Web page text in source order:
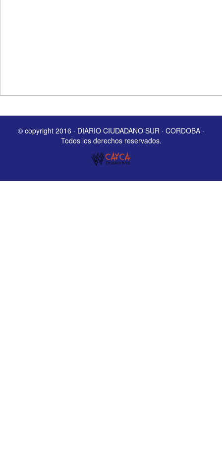
© copyright 2016 · DIARIO CIUDADANO SUR · CORDOBA ·
Todos los derechos reservados.